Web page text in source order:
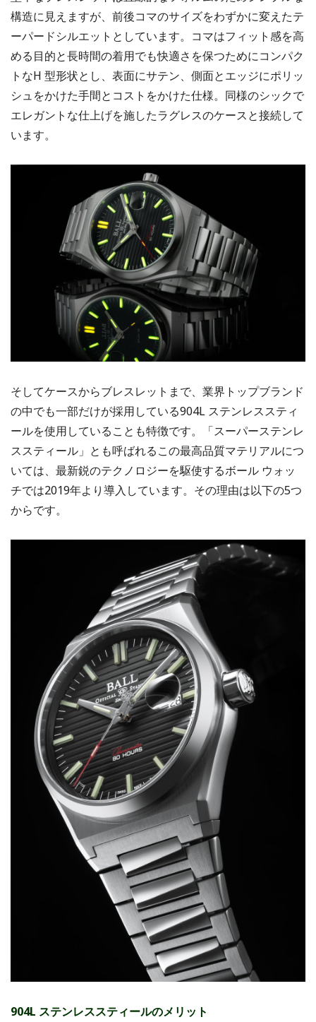
構造に見えますが、前後コマのサイズをわずかに変えたテ
ーパードシルエットとしています。コマはフィット感を高
める目的と長時間の着用でも快適さを保つためにコンパク
トなH 型形状とし、表面にサテン、側面とエッジにポリッ
シュをかけた手間とコストをかけた仕様。同様のシックで
エレガントな仕上げを施したラグレスのケースと接続して
います。
そしてケースからブレスレットまで、業界トップブランド
の中でも一部だけが採用している904L ステンレススティ
ールを使用していることも特徴です。「スーパーステンレ
ススティール」とも呼ばれるこの最高品質マテリアルにつ
いては、最新鋭のテクノロジーを駆使するボール ウォッ
チでは2019年より導入しています。その理由は以下の5つ
からです。
904L ステンレススティールのメリット